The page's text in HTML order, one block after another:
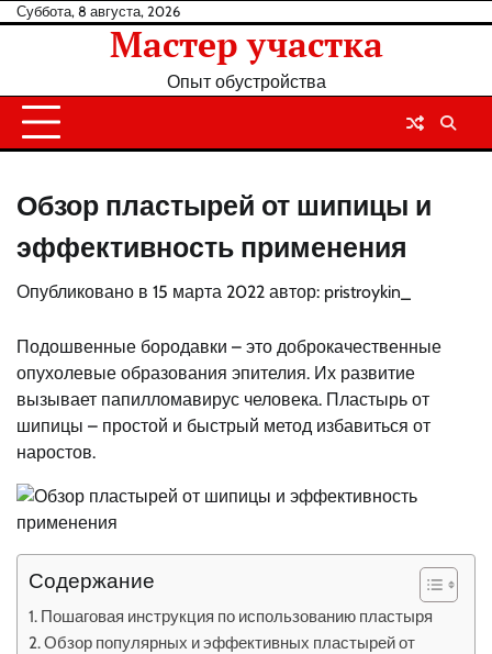
Перейти
Суббота, 8 августа, 2026
Мастер участка
Опыт обустройства
Обзор пластырей от шипицы и
эффективность применения
Опубликовано в 15 марта 2022 автор: pristroykin_
Подошвенные бородавки – это доброкачественные
опухолевые образования эпителия. Их развитие
вызывает папилломавирус человека. Пластырь от
шипицы – простой и быстрый метод избавиться от
наростов.
Содержание
Пошаговая инструкция по использованию пластыря
Обзор популярных и эффективных пластырей от